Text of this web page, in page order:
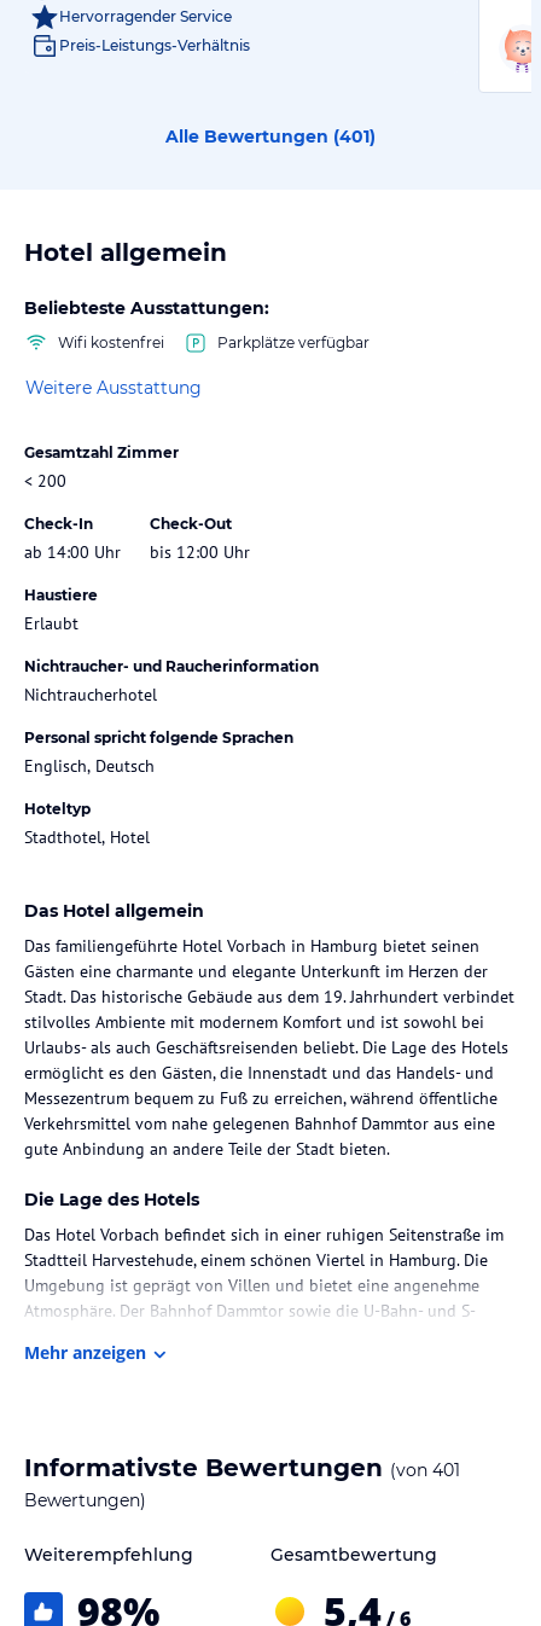
Hervorragender Service
Preis-Leistungs-Verhältnis
Alle Bewertungen (401)
Hotel allgemein
Beliebteste Ausstattungen:
Wifi kostenfrei Parkplätze verfügbar
Weitere Ausstattung
Gesamtzahl Zimmer
< 200
Check-In
ab 14:00 Uhr
Check-Out
bis 12:00 Uhr
Haustiere
Erlaubt
Nichtraucher- und Raucherinformation
Nichtraucherhotel
Personal spricht folgende Sprachen
Englisch, Deutsch
Hoteltyp
Stadthotel, Hotel
Das Hotel allgemein
Das familiengeführte Hotel Vorbach in Hamburg bietet seinen
Gästen eine charmante und elegante Unterkunft im Herzen der
Stadt. Das historische Gebäude aus dem 19. Jahrhundert verbindet
stilvolles Ambiente mit modernem Komfort und ist sowohl bei
Urlaubs- als auch Geschäftsreisenden beliebt. Die Lage des Hotels
ermöglicht es den Gästen, die Innenstadt und das Handels- und
Messezentrum bequem zu Fuß zu erreichen, während öffentliche
Verkehrsmittel vom nahe gelegenen Bahnhof Dammtor aus eine
gute Anbindung an andere Teile der Stadt bieten.
Die Lage des Hotels
Das Hotel Vorbach befindet sich in einer ruhigen Seitenstraße im
Stadtteil Harvestehude, einem schönen Viertel in Hamburg. Die
Umgebung ist geprägt von Villen und bietet eine angenehme
Atmosphäre. Der Bahnhof Dammtor sowie die U-Bahn- und S-
Bushaltestelle, von der aus Sie ins Stadtzentrum gelangen,
Zimmer / Unterbringung im Hotel
Das Hotel Vorbach verfügt über insgesamt 120 Zimmer, die alle
die attraktiven Eckfenster, Erker und Balkone verleihen den
eigenes Bad mit Badewanne oder Dusche, einen Haartrockner,
Mehr anzeigen
Informativste Bewertungen (von 401
Bewertungen)
Weiterempfehlung
98%
Gesamtbewertung
5,4/ 6